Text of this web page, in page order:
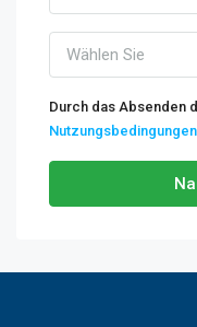
Wählen Sie
Durch das Absenden
Nutzungsbedingungen